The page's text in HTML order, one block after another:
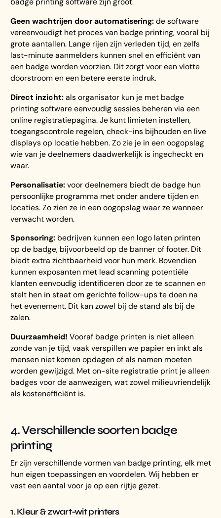
Geen wachtrijen door automatisering:de software
vereenvoudigt het proces van badge printing, vooral bij
grote aantallen. Lange rijen zijn verleden tijd, en zelfs
last-minute aanmelders kunnen snel en efficiënt van
een badge worden voorzien. Dit zorgt voor een vlotte
doorstroom en een betere eerste indruk.
Direct inzicht:als organisator kun je met badge
printing software eenvoudig sessies beheren via een
online registratiepagina. Je kunt limieten instellen,
toegangscontrole regelen, check-ins bijhouden en live
displays op locatie hebben. Zo zie je in een oogopslag
wie van je deelnemers daadwerkelijk is ingecheckt en
waar.
Personalisatie:voor deelnemers biedt de badge hun
persoonlijke programma met onder andere tijden en
locaties. Zo zien ze in een oogopslag waar ze wanneer
verwacht worden.
Sponsoring: bedrijven kunnen een logo laten printen
op de badge, bijvoorbeeld op de banner of footer. Dit
biedt extra zichtbaarheid voor hun merk. Bovendien
kunnen exposanten met lead scanning potentiële
klanten eenvoudig identificeren door ze te scannen en
stelt hen in staat om gerichte follow-ups te doen na
het evenement. Dit kan zowel bij de stand als bij de
zalen.
Duurzaamheid!Vooraf badge printen is niet alleen
zonde van je tijd, vaak verspillen we papier en inkt als
mensen niet komen opdagen of als namen moeten
worden gewijzigd. Met on-site registratie print je alleen
badges voor de aanwezigen, wat zowel milieuvriendelijk
als kostenefficiënt is.
4. Verschillende soorten badge
printing
Er zijn verschillende vormen van badge printing, elk met
hun eigen toepassingen en voordelen. Wij hebben er
vast een aantal voor je op een rijtje gezet.
1. Kleur & zwart-wit printers